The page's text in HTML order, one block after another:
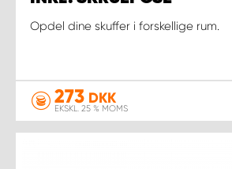
Opdel dine skuffer i forskellige rum.
273 DKK
EKSKL. 25 % MOMS